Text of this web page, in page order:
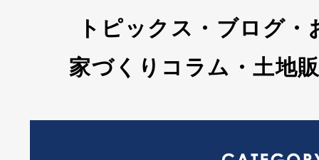
トピックス・ブログ・
家づくりコラム・土地